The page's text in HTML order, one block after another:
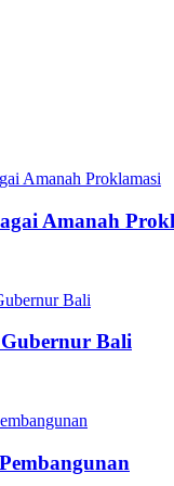
Amanah
Bali